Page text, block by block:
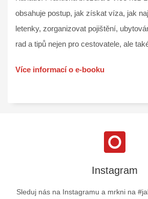
obsahuje postup, jak získat víza, jak
letenky, zorganizovat pojištění,
rad a tipů nejen pro cestovatele, ale
Více informací o e-booku
Instagram
Sleduj nás na Instagramu a mrkni na